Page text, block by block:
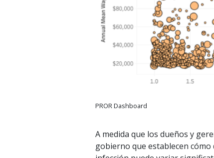
PROR Dashboard
A medida que los dueños y
gobierno que establecen